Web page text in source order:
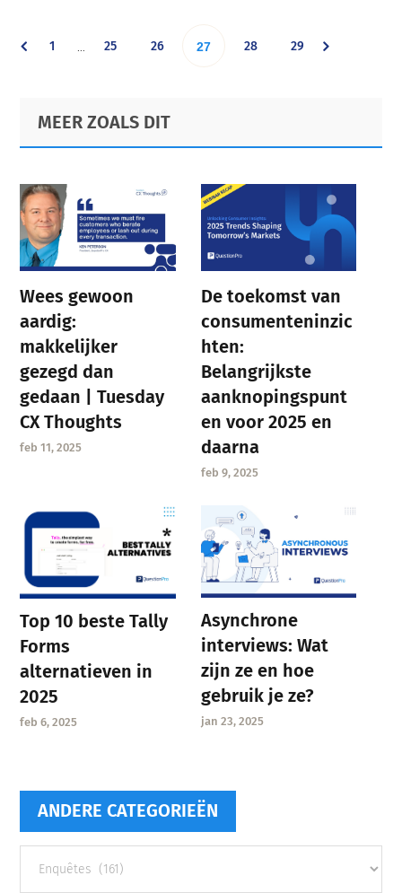
Go
page
1
pagesGo
page
25 Go
page
26 Go
27 Go
28 Go
29
Primary
Sidebar
Footer
MEER ZOALS DIT
Wees gewoon
aardig:
makkelijker
gezegd dan
gedaan | Tuesday
CX Thoughts
feb 11, 2025
De toekomst van
consumenteninzic
hten:
Belangrijkste
aanknopingspunt
en voor 2025 en
daarna
feb 9, 2025
Top 10 beste Tally
Forms
alternatieven in
2025
feb 6, 2025
Asynchrone
interviews: Wat
zijn ze en hoe
gebruik je ze?
jan 23, 2025
ANDERE CATEGORIEËN
categorieën